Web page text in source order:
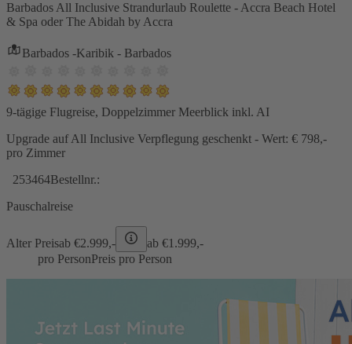
Barbados All Inclusive Strandurlaub Roulette - Accra Beach Hotel
& Spa oder The Abidah by Accra
Barbados -Karibik - Barbados
9-tägige Flugreise, Doppelzimmer Meerblick inkl. AI
Upgrade auf All Inclusive Verpflegung geschenkt - Wert: € 798,-
pro Zimmer
253464Bestellnr.:
Pauschalreise
Alter Preisab €2.999,- ab €1.999,-
pro PersonPreis pro Person